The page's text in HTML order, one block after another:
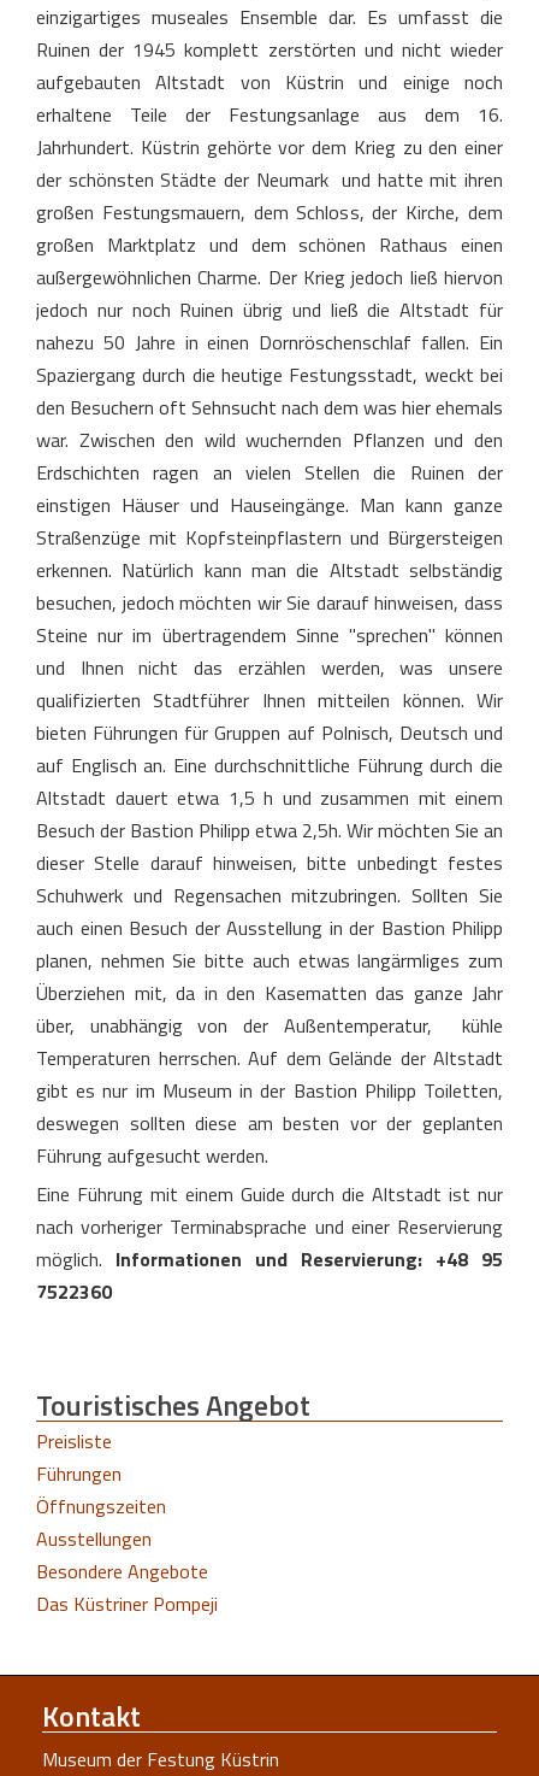
einzigartiges museales Ensemble dar. Es umfasst die
Ruinen der 1945 komplett zerstörten und nicht wieder
aufgebauten Altstadt von Küstrin und einige noch
erhaltene Teile der Festungsanlage aus dem 16.
Jahrhundert. Küstrin gehörte vor dem Krieg zu den einer
der schönsten Städte der Neumark und hatte mit ihren
großen Festungsmauern, dem Schloss, der Kirche, dem
großen Marktplatz und dem schönen Rathaus einen
außergewöhnlichen Charme. Der Krieg jedoch ließ hiervon
jedoch nur noch Ruinen übrig und ließ die Altstadt für
nahezu 50 Jahre in einen Dornröschenschlaf fallen. Ein
Spaziergang durch die heutige Festungsstadt, weckt bei
den Besuchern oft Sehnsucht nach dem was hier ehemals
war. Zwischen den wild wuchernden Pflanzen und den
Erdschichten ragen an vielen Stellen die Ruinen der
einstigen Häuser und Hauseingänge. Man kann ganze
Straßenzüge mit Kopfsteinpflastern und Bürgersteigen
erkennen. Natürlich kann man die Altstadt selbständig
besuchen, jedoch möchten wir Sie darauf hinweisen, dass
Steine nur im übertragendem Sinne "sprechen" können
und Ihnen nicht das erzählen werden, was unsere
qualifizierten Stadtführer Ihnen mitteilen können. Wir
bieten Führungen für Gruppen auf Polnisch, Deutsch und
auf Englisch an. Eine durchschnittliche Führung durch die
Altstadt dauert etwa 1,5 h und zusammen mit einem
Besuch der Bastion Philipp etwa 2,5h. Wir möchten Sie an
dieser Stelle darauf hinweisen, bitte unbedingt festes
Schuhwerk und Regensachen mitzubringen. Sollten Sie
auch einen Besuch der Ausstellung in der Bastion Philipp
planen, nehmen Sie bitte auch etwas langärmliges zum
Überziehen mit, da in den Kasematten das ganze Jahr
über, unabhängig von der Außentemperatur, kühle
Temperaturen herrschen. Auf dem Gelände der Altstadt
gibt es nur im Museum in der Bastion Philipp Toiletten,
deswegen sollten diese am besten vor der geplanten
Führung aufgesucht werden.
Eine Führung mit einem Guide durch die Altstadt ist nur
nach vorheriger Terminabsprache und einer Reservierung
möglich. Informationen und Reservierung: +48 95
7522360
TouristischesAngebot
Preisliste
Führungen
Öffnungszeiten
Ausstellungen
Besondere Angebote
Das Küstriner Pompeji
Kontakt
Museum der Festung Küstrin